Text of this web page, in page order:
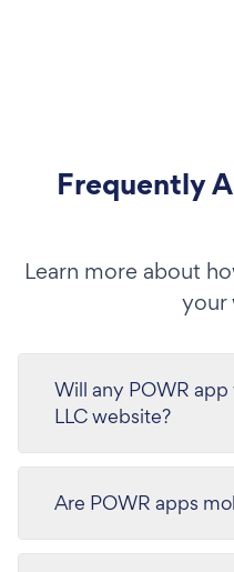
Frequently
Learn more about
your
Will any POWR
LLC website?
Are POWR apps